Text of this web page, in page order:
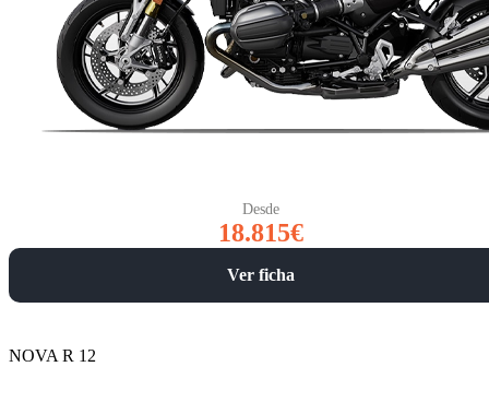
Desde
18.815€
Ver ficha
NOVA R 12